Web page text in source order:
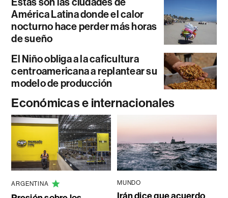
América Latina donde el calor
nocturno hace perder más horas
de sueño
El Niño obliga a la caficultura
centroamericana a replantear su
modelo de producción
Económicas e internacionales
ARGENTINA MUNDO